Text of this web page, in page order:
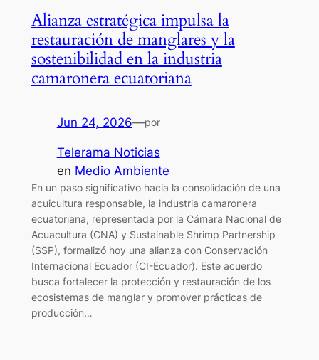
Alianza estratégica impulsa la
restauración de manglares y la
sostenibilidad en la industria
camaronera ecuatoriana
Jun 24, 2026—por
Telerama Noticias
en Medio Ambiente
En un paso significativo hacia la consolidación de una
acuicultura responsable, la industria camaronera
ecuatoriana, representada por la Cámara Nacional de
Acuacultura (CNA) y Sustainable Shrimp Partnership
(SSP), formalizó hoy una alianza con Conservación
Internacional Ecuador (CI-Ecuador). Este acuerdo
busca fortalecer la protección y restauración de los
ecosistemas de manglar y promover prácticas de
producción…